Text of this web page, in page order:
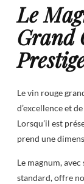
Le
Grand
Le vin rouge
d’excellence et
Lorsqu’il est
prend une
Le magnum,
standard, offre